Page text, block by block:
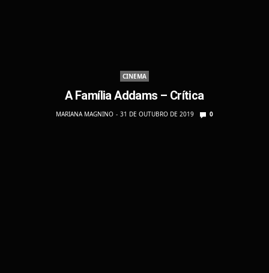
CINEMA
A Família Addams – Crítica
MARIANA MAGNINO 31 DE OUTUBRO DE 2019 0